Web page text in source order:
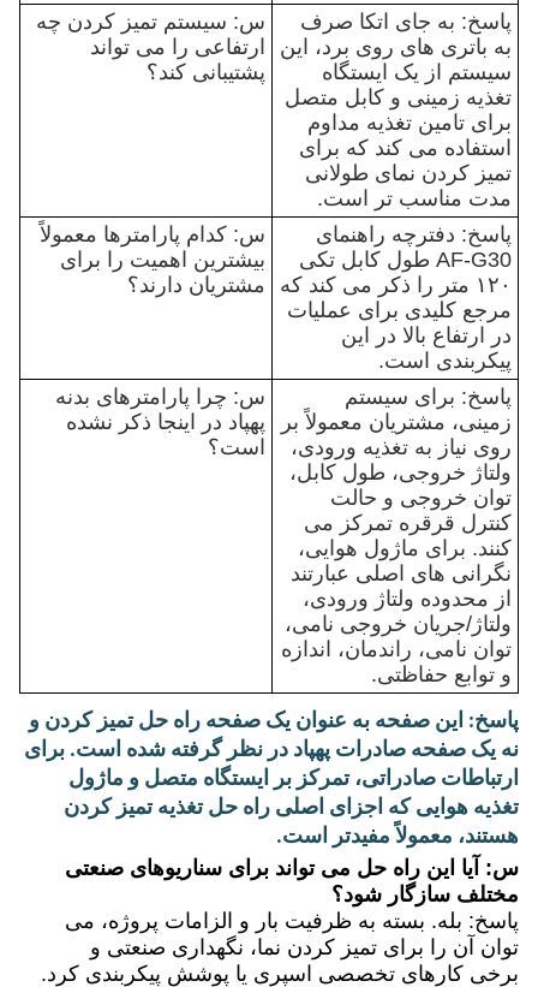
پاسخ: به جای اتکا صرف
به باتری های روی برد، این
سیستم از یک ایستگاه
تغذیه زمینی و کابل متصل
برای تامین تغذیه مداوم
استفاده می کند که برای
تمیز کردن نمای طولانی
مدت مناسب تر است.
س: سیستم تمیز کردن چه
ارتفاعی را می تواند
پشتیبانی کند؟
پاسخ: دفترچه راهنمای
AF-G30 طول کابل تکی
۱۲۰ متر را ذکر می کند که
مرجع کلیدی برای عملیات
در ارتفاع بالا در این
پیکربندی است.
س: کدام پارامترها معمولاً
بیشترین اهمیت را برای
مشتریان دارند؟
پاسخ: برای سیستم
زمینی، مشتریان معمولاً بر
روی نیاز به تغذیه ورودی،
ولتاژ خروجی، طول کابل،
توان خروجی و حالت
کنترل قرقره تمرکز می
کنند. برای ماژول هوایی،
نگرانی های اصلی عبارتند
از محدوده ولتاژ ورودی،
ولتاژ/جریان خروجی نامی،
توان نامی، راندمان، اندازه
و توابع حفاظتی.
س: چرا پارامترهای بدنه
پهپاد در اینجا ذکر نشده
است؟
پاسخ: این صفحه به عنوان یک صفحه راه حل تمیز کردن و
نه یک صفحه صادرات پهپاد در نظر گرفته شده است. برای
ارتباطات صادراتی، تمرکز بر ایستگاه متصل و ماژول
تغذیه هوایی که اجزای اصلی راه حل تغذیه تمیز کردن
هستند، معمولاً مفیدتر است.
س: آیا این راه حل می تواند برای سناریوهای صنعتی
مختلف سازگار شود؟
پاسخ: بله. بسته به ظرفیت بار و الزامات پروژه، می
توان آن را برای تمیز کردن نما، نگهداری صنعتی و
برخی کارهای تخصصی اسپری یا پوشش پیکربندی کرد.